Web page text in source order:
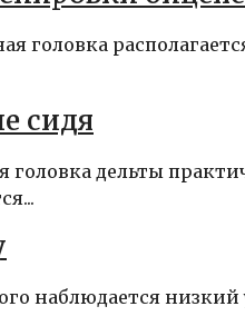
головка
сидя
дельты
наблюдается